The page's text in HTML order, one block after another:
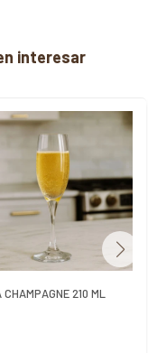
interesar
CHAMPAGNE 210 ML